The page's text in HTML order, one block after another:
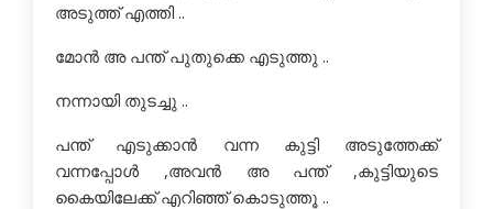
അടുത്ത് എത്തി ..
മോന്‍ അ പന്ത് പുതുക്കെ എടുത്തു ..
നന്നായി തുടച്ചു ..
പന്ത് എടുക്കാന്‍ വന്ന കുട്ടി അടുത്തേക്ക്
വന്നപ്പോള്‍ ,അവന്‍ അ പന്ത് ,കുട്ടിയുടെ
കൈയിലേക്ക്‌ എറിഞ്ഞ് കൊടുത്തൂ ..